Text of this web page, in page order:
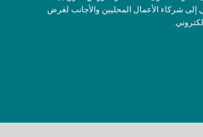
إلى شركاء الأعمال المحليين والأجانب لغرض